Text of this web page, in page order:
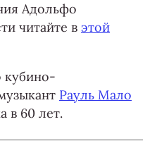
Адольфо
читайте в этой
кубино-
Рауль Мало
в 60 лет.